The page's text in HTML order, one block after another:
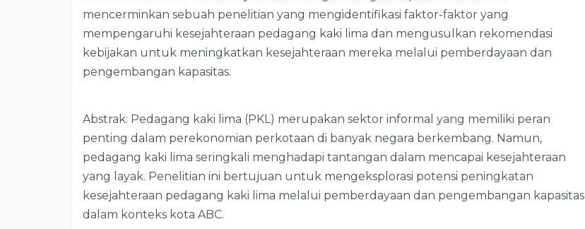
mencerminkan sebuah penelitian yang mengidentifikasi faktor-faktor yang
mempengaruhi kesejahteraan pedagang kaki lima dan mengusulkan rekomendasi
kebijakan untuk meningkatkan kesejahteraan mereka melalui pemberdayaan dan
pengembangan kapasitas.
Abstrak: Pedagang kaki lima (PKL) merupakan sektor informal yang memiliki peran
penting dalam perekonomian perkotaan di banyak negara berkembang. Namun,
pedagang kaki lima seringkali menghadapi tantangan dalam mencapai kesejahteraan
yang layak. Penelitian ini bertujuan untuk mengeksplorasi potensi peningkatan
kesejahteraan pedagang kaki lima melalui pemberdayaan dan pengembangan kapasitas
dalam konteks kota ABC.